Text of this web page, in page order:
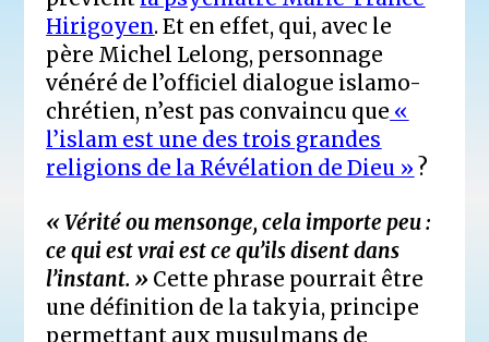
Hirigoyen. Et en effet, qui, avec le
père Michel Lelong, personnage
vénéré de l’officiel dialogue islamo-
chrétien, n’est pas convaincu que «
l’islam est une des trois grandes
religions de la Révélation de Dieu » ?
« Vérité ou mensonge, cela importe peu :
ce qui est vrai est ce qu’ils disent dans
l’instant. » Cette phrase pourrait être
une définition de la takyia, principe
permettant aux musulmans de